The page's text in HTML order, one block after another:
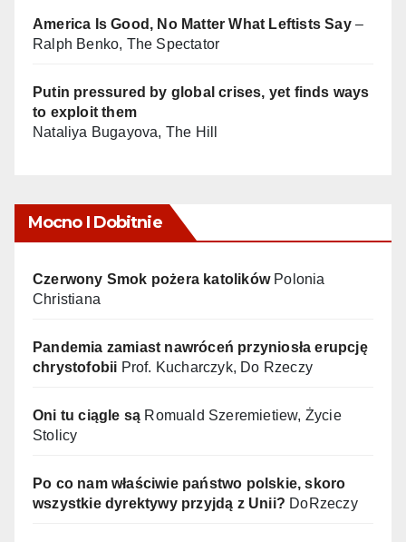
America Is Good, No Matter What Leftists Say–
Ralph Benko, The Spectator
Putin pressured by global crises, yet finds ways
to exploit them
Nataliya Bugayova, The Hill
Mocno I Dobitnie
Czerwony Smok pożera katolikówPolonia
Christiana
Pandemia zamiast nawróceń przyniosła erupcję
chrystofobii Prof. Kucharczyk, Do Rzeczy
Oni tu ciągle są Romuald Szeremietiew, Życie
Stolicy
Po co nam właściwie państwo polskie, skoro
wszystkie dyrektywy przyjdą z Unii? DoRzeczy